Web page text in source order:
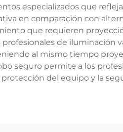
especializados que
en comparación con
que requieren
de iluminación
al mismo tiempo
seguro permite a los
del equipo y la